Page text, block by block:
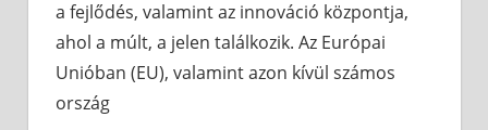
a fejlődés, valamint az innováció központja,
ahol a múlt, a jelen találkozik. Az Európai
Unióban (EU), valamint azon kívül számos
ország